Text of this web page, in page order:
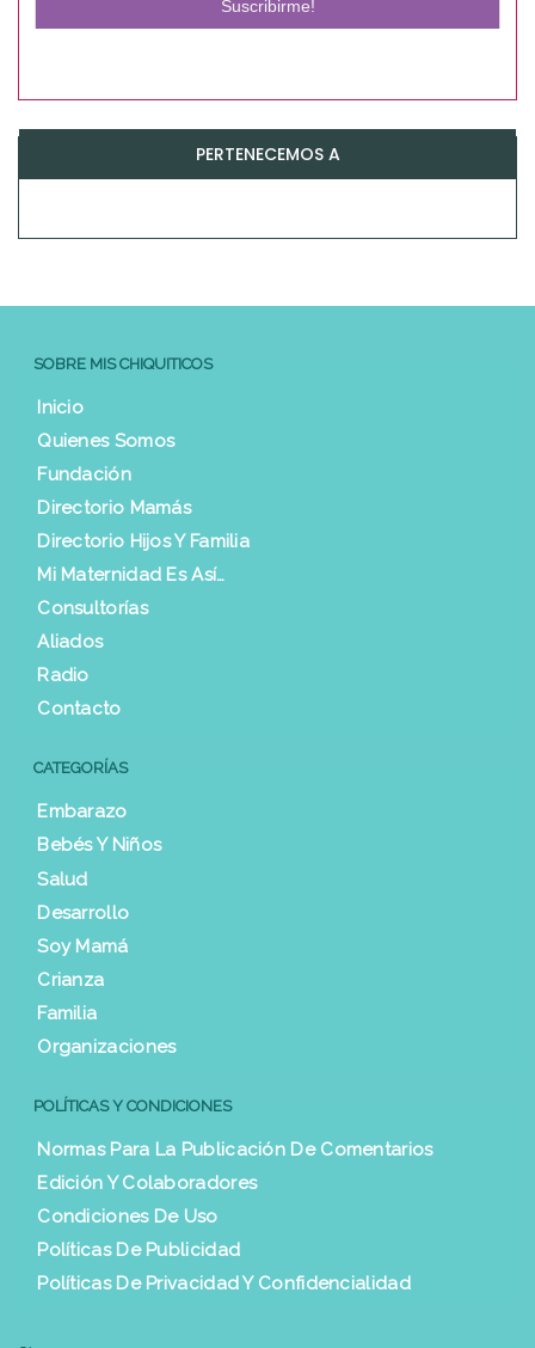
PERTENECEMOS A
SOBRE MIS CHIQUITICOS
Inicio
Quienes Somos
Fundación
Directorio Mamás
Directorio Hijos Y Familia
Mi Maternidad Es Así…
Consultorías
Aliados
Radio
Contacto
CATEGORÍAS
Embarazo
Bebés Y Niños
Salud
Desarrollo
Soy Mamá
Crianza
Familia
Organizaciones
POLÍTICAS Y CONDICIONES
Normas Para La Publicación De Comentarios
Edición Y Colaboradores
Condiciones De Uso
Políticas De Publicidad
Políticas De Privacidad Y Confidencialidad